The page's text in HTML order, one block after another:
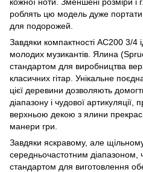
роблять цю модель дуже
для подорожей.
Завдяки компактності AC200 3/4
молодих музикантів. Ялина
стандартом для виробництва
класичних гітар. Унікальне
цієї деревини дозволяють
діапазону і чудової артикуляції,
верхньою декою з ялини
манери гри.
Завдяки яскравому, але
середньочастотним діапазоном,
стандартом для виготовлення